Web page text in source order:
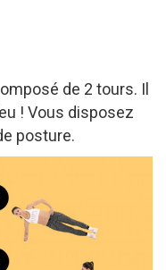
de 2 tours. Il
! Vous disposez
posture.